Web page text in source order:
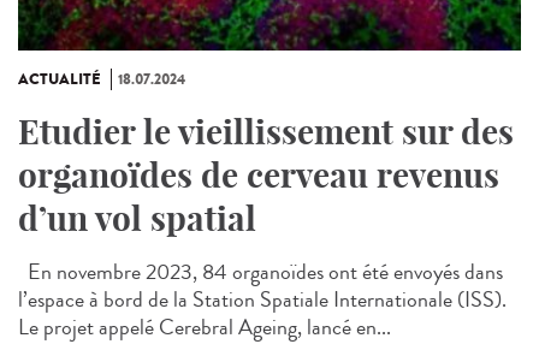
ACTUALITÉ 18.07.2024
Etudier le vieillissement sur des
organoïdes de cerveau revenus
d’un vol spatial
En novembre 2023, 84 organoïdes ont été envoyés dans
l’espace à bord de la Station Spatiale Internationale (ISS).
Le projet appelé Cerebral Ageing, lancé en...